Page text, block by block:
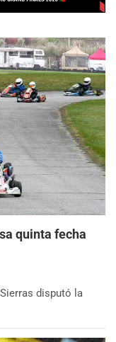
quinta fecha
disputó la